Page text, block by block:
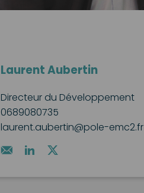
Laurent Aubertin
Directeur du Développement
0689080735
laurent.aubertin@pole-emc2.fr